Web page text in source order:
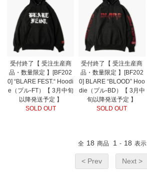
受付終了【 受注生産商
品・数量限定 】[BF202
0] “BLARE FEST.“ Hoodi
e（プル-FT）【 3月中旬
以降発送予定 】
SOLD OUT
受付終了【 受注生産商
品・数量限定 】[BF202
0] BLARE “BLOOD” Hoo
die（プル-BD）【 3月中
旬以降発送予定 】
SOLD OUT
全 18 商品 1 - 18 表示
< Prev Next >